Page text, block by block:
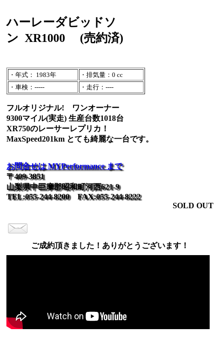
ハーレーダビッドソ
ン XR1000 (売約済)
・年式： 1983年
・排気量：0 cc
・車検：-----
・走行：----
フルオリジナル! ワンオーナー
9300マイル(実走) 生産台数1018台
XR750のレーサーレプリカ！
MaxSpeed201km とても綺麗な一台です。
お問合せは MYPerformance まで
〒409-3851
山梨県中巨摩郡昭和町河西621-9
TEL:055-244-8200 FAX:055-244-8222
SOLD OUT
ご成約頂きました！ありがとうございます！